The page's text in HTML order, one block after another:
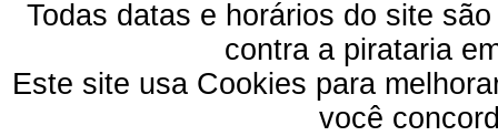
Todas datas e horários do site
contra a pirataria
Este site usa Cookies para
você